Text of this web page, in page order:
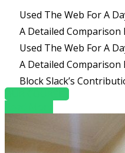
Used The Web For A
A Detailed Comparison
Used The Web For A
A Detailed Comparison
Block Slack’s
OUR COURSES